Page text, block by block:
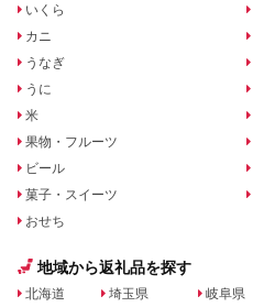
いくら
カニ
うなぎ
うに
米
果物・フルーツ
ビール
菓子・スイーツ
おせち
地域から返礼品を探す
北海道 埼玉県 岐阜県